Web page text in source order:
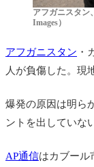
アフガニスタン
Images）
アフガニスタン ・
人が負傷した。現
爆発の原因は明ら
ントを出していな
AP通信はカブール